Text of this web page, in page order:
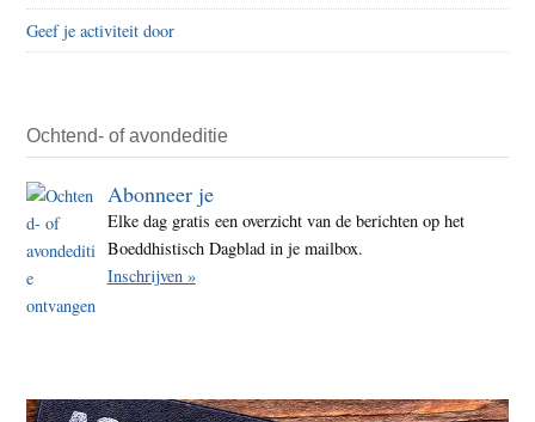
Geef je activiteit door
Ochtend- of avondeditie
Abonneer je
Elke dag gratis een overzicht van de berichten op het
Boeddhistisch Dagblad in je mailbox.
Inschrijven »